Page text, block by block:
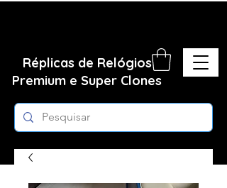
Réplicas de Relógios
Premium e Super Clones